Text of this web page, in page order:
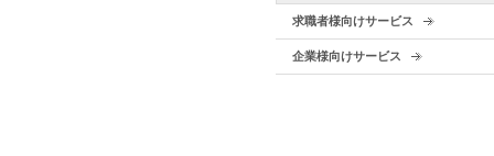
求職者様向けサービス
企業様向けサービス